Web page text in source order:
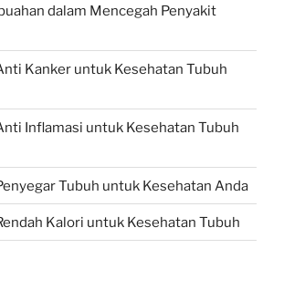
dalam Mencegah Penyakit
Kanker untuk Kesehatan Tubuh
Inflamasi untuk Kesehatan Tubuh
Tubuh untuk Kesehatan Anda
Kalori untuk Kesehatan Tubuh